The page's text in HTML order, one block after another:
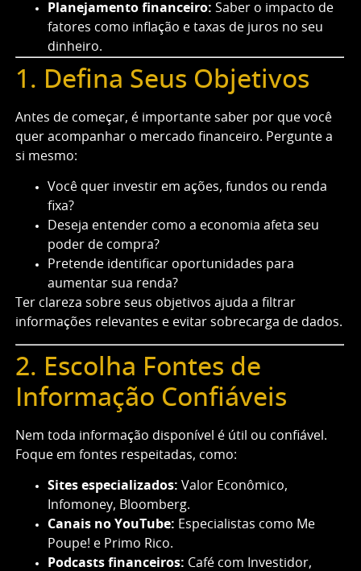
Planejamento financeiro: Saber o impacto de
fatores como inflação e taxas de juros no seu
dinheiro.
1. Defina Seus Objetivos
Antes de começar, é importante saber por que você
quer acompanhar o mercado financeiro. Pergunte a
si mesmo:
Você quer investir em ações, fundos ou renda
fixa?
Deseja entender como a economia afeta seu
poder de compra?
Pretende identificar oportunidades para
aumentar sua renda?
Ter clareza sobre seus objetivos ajuda a filtrar
informações relevantes e evitar sobrecarga de dados.
2. Escolha Fontes de
Informação Confiáveis
Nem toda informação disponível é útil ou confiável.
Foque em fontes respeitadas, como:
Sites especializados: Valor Econômico,
Infomoney, Bloomberg.
Canais no YouTube: Especialistas como Me
Poupe! e Primo Rico.
Podcasts financeiros: Café com Investidor,